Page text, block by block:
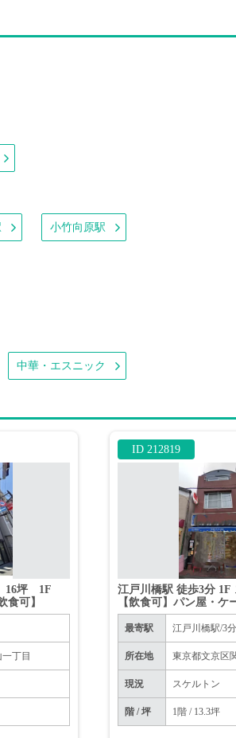
小竹向原駅
中華・エスニック
16坪 1F
食可】
丁目
ID 212819
江戸川橋駅 徒歩3分 1F
【飲食可】パン屋・ケ
ウト・デリバリー・カ
最寄駅 江戸川橋駅/3分
所在地 東京都文京区
現況 スケルトン
階 / 坪 1階 / 13.3坪